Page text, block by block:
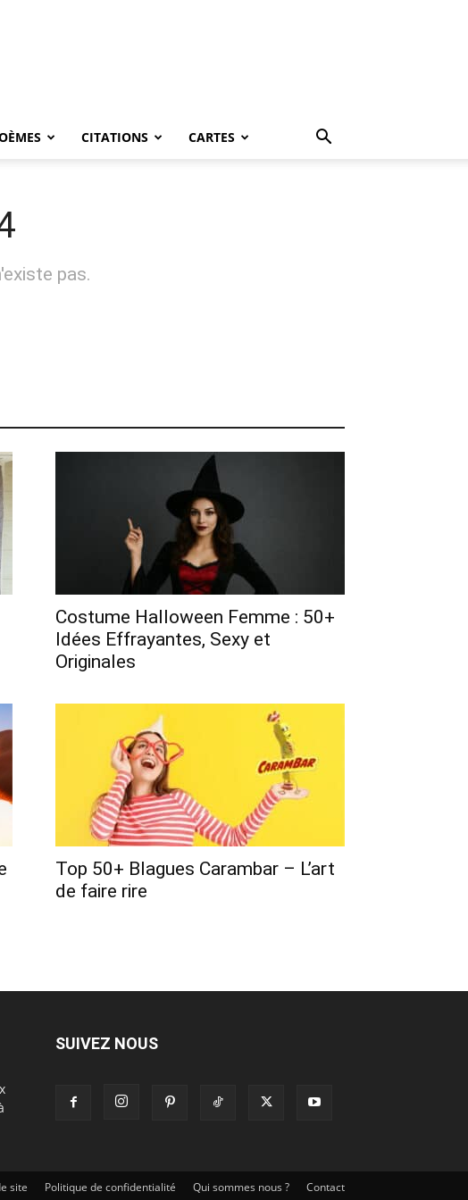
CITATIONS CARTES
pas.
Costume Halloween Femme : 50+
Idées Effrayantes, Sexy et
Originales
Top 50+ Blagues Carambar – L’art
de faire rire
SUIVEZ NOUS
site Politique de confidentialité Qui sommes nous ? Contact